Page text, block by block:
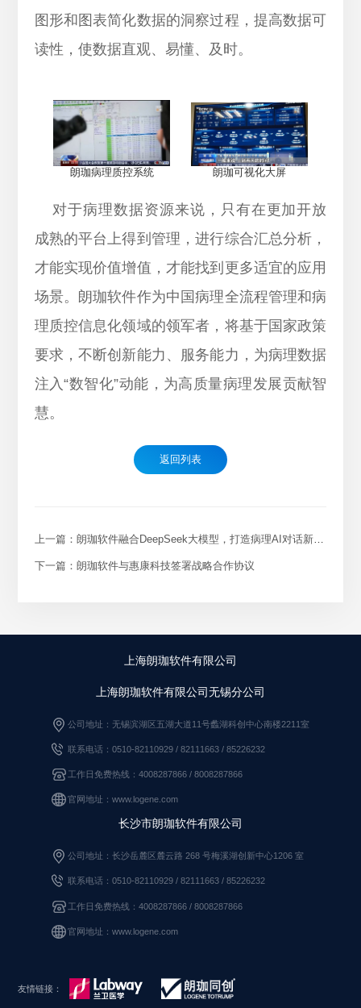
图形和图表简化数据的洞察过程，提高数据可
读性，使数据直观、易懂、及时。
朗珈病理质控系统 朗珈可视化大屏
对于病理数据资源来说，只有在更加开放
成熟的平台上得到管理，进行综合汇总分析，
才能实现价值增值，才能找到更多适宜的应用
场景。朗珈软件作为中国病理全流程管理和病
理质控信息化领域的领军者，将基于国家政策
要求，不断创新能力、服务能力，为病理数据
注入“数智化”动能，为高质量病理发展贡献智
慧。
返回列表
上一篇：朗珈软件融合DeepSeek大模型，打造病理AI对话新生态
下一篇：朗珈软件与惠康科技签署战略合作协议
上海朗珈软件有限公司
上海朗珈软件有限公司无锡分公司
公司地址：无锡滨湖区五湖大道11号蠡湖科创中心南楼2211室
联系电话：0510-82110929 / 82111663 / 85226232
工作日免费热线：4008287866 / 8008287866
官网地址：www.logene.com
长沙市朗珈软件有限公司
公司地址：长沙岳麓区麓云路 268 号梅溪湖创新中心1206 室
联系电话：0510-82110929 / 82111663 / 85226232
工作日免费热线：4008287866 / 8008287866
官网地址：www.logene.com
友情链接：
友情链接：